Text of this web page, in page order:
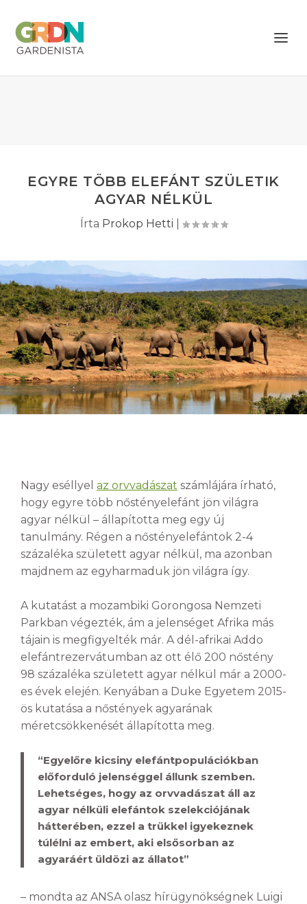
EGYRE TÖBB ELEFÁNT SZÜLETIK
AGYAR NÉLKÜL
Írta Prokop Hetti
Nagy eséllyel az orvvadászat számlájára írható,
hogy egyre több nőstényelefánt jön világra
agyar nélkül – állapította meg egy új
tanulmány. Régen a nőstényelefántok 2-4
százaléka született agyar nélkül, ma azonban
majdnem az egyharmaduk jön világra így.
A kutatást a mozambiki Gorongosa Nemzeti
Parkban végezték, ám a jelenséget Afrika más
tájain is megfigyelték már. A dél-afrikai Addo
elefántrezervátumban az ott élő 200 nőstény
98 százaléka született agyar nélkül már a 2000-
es évek elején. Kenyában a Duke Egyetem 2015-
ös kutatása a nőstények agyarának
méretcsökkenését állapította meg.
“Egyelőre kicsiny elefántpopulációkban
előforduló jelenséggel állunk szemben.
Lehetséges, hogy az orvvadászat áll az
agyar nélküli elefántok szelekciójának
hátterében, ezzel a trükkel igyekeznek
túlélni az embert, aki elsősorban az
agyaráért üldözi az állatot”
– mondta az ANSA olasz hírügynökségnek Luigi